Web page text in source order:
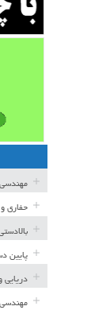
حفاری
پایین
دریایی